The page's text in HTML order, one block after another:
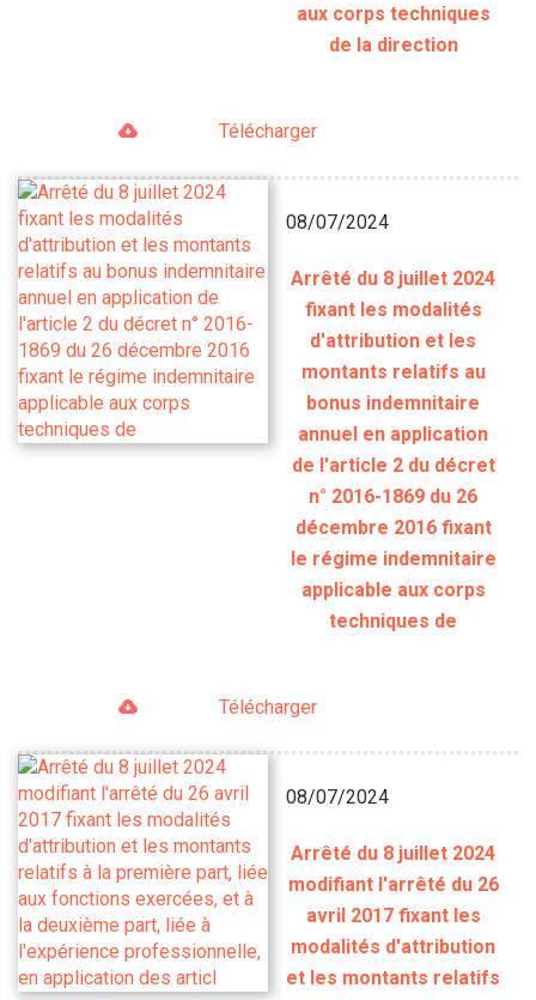
aux corps techniques
de la direction
Télécharger
08/07/2024
Arrêté du 8 juillet 2024
fixant les modalités
d'attribution et les
montants relatifs au
bonus indemnitaire
annuel en application
de l'article 2 du décret
n° 2016-1869 du 26
décembre 2016 fixant
le régime indemnitaire
applicable aux corps
techniques de
Télécharger
08/07/2024
Arrêté du 8 juillet 2024
modifiant l'arrêté du 26
avril 2017 fixant les
modalités d'attribution
et les montants relatifs